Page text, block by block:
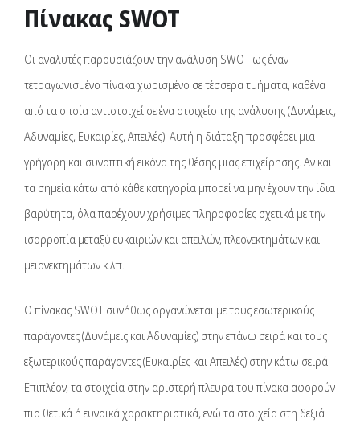
Πίνακας SWOT
Οι αναλυτές παρουσιάζουν την ανάλυση SWOT ως έναν
τετραγωνισμένο πίνακα χωρισμένο σε τέσσερα τμήματα, καθένα
από τα οποία αντιστοιχεί σε ένα στοιχείο της ανάλυσης (Δυνάμεις,
Αδυναμίες, Ευκαιρίες, Απειλές). Αυτή η διάταξη προσφέρει μια
γρήγορη και συνοπτική εικόνα της θέσης μιας επιχείρησης. Αν και
τα σημεία κάτω από κάθε κατηγορία μπορεί να μην έχουν την ίδια
βαρύτητα, όλα παρέχουν χρήσιμες πληροφορίες σχετικά με την
ισορροπία μεταξύ ευκαιριών και απειλών, πλεονεκτημάτων και
μειονεκτημάτων κ.λπ.
Ο πίνακας SWOT συνήθως οργανώνεται με τους εσωτερικούς
παράγοντες (Δυνάμεις και Αδυναμίες) στην επάνω σειρά και τους
εξωτερικούς παράγοντες (Ευκαιρίες και Απειλές) στην κάτω σειρά.
Επιπλέον, τα στοιχεία στην αριστερή πλευρά του πίνακα αφορούν
πιο θετικά ή ευνοϊκά χαρακτηριστικά, ενώ τα στοιχεία στη δεξιά